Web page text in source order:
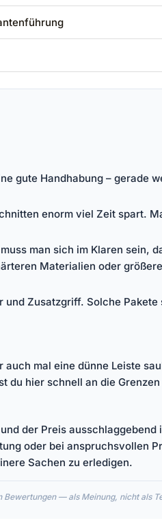
gute Handhabung – gerade
enorm viel Zeit spart.
man sich im Klaren sein,
Materialien oder
Zusatzgriff. Solche
mal eine dünne Leiste
du hier schnell an die
der Preis
oder bei anspruchsvollen
Sachen zu erledigen.
— als Meinung, nicht als